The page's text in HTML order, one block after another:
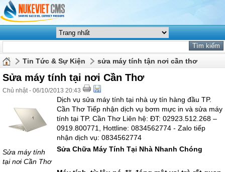
Tin Tức & Sự Kiện sửa máy tính tận nơi cần thơ
Sửa máy tính tại nơi Cần Thơ
Chủ nhật - 06/10/2013 20:43
Sửa máy tính
tại nơi Cần Thơ
Dịch vụ sửa máy tính tại nhà uy tín hàng đầu TP.
Cần Thơ Tiếp nhận dịch vụ bơm mực in và sửa máy
tính tại TP. Cần Thơ Liên hệ: ĐT: 02923.512.268 –
0919.800771, Hottline: 0834562774 - Zalo tiếp
nhận dịch vụ: 0834562774
Sửa Chữa Máy Tính Tại Nhà Nhanh Chóng